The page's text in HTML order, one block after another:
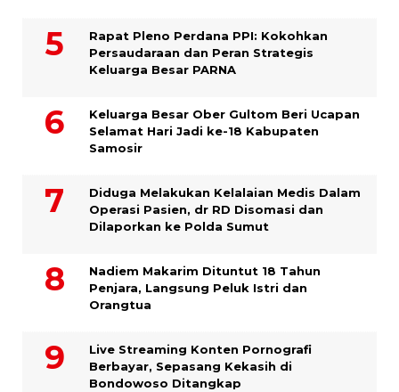
Rapat Pleno Perdana PPI: Kokohkan
Persaudaraan dan Peran Strategis
Keluarga Besar PARNA
Keluarga Besar Ober Gultom Beri Ucapan
Selamat Hari Jadi ke-18 Kabupaten
Samosir
Diduga Melakukan Kelalaian Medis Dalam
Operasi Pasien, dr RD Disomasi dan
Dilaporkan ke Polda Sumut
​Nadiem Makarim Dituntut 18 Tahun
Penjara, Langsung Peluk Istri dan
Orangtua
Live Streaming Konten Pornografi
Berbayar, Sepasang Kekasih di
Bondowoso Ditangkap